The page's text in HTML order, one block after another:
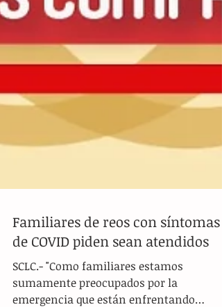
Familiares de reos con síntomas
de COVID piden sean atendidos